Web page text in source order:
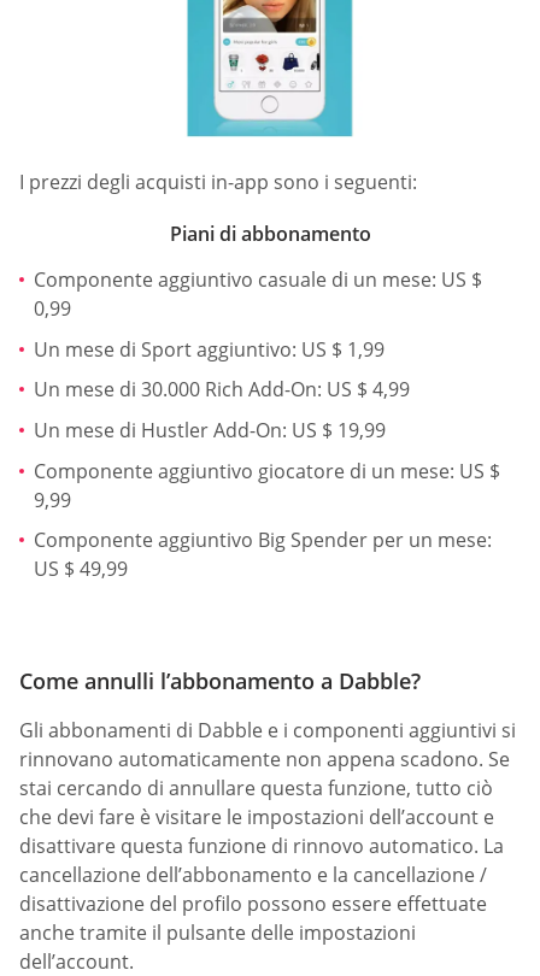
I prezzi degli acquisti in-app sono i seguenti:
Piani di abbonamento
Componente aggiuntivo casuale di un mese: US $
0,99
Un mese di Sport aggiuntivo: US $ 1,99
Un mese di 30.000 Rich Add-On: US $ 4,99
Un mese di Hustler Add-On: US $ 19,99
Componente aggiuntivo giocatore di un mese: US $
9,99
Componente aggiuntivo Big Spender per un mese:
US $ 49,99
Come annulli l’abbonamento a Dabble?
Gli abbonamenti di Dabble e i componenti aggiuntivi si
rinnovano automaticamente non appena scadono. Se
stai cercando di annullare questa funzione, tutto ciò
che devi fare è visitare le impostazioni dell’account e
disattivare questa funzione di rinnovo automatico. La
cancellazione dell’abbonamento e la cancellazione /
disattivazione del profilo possono essere effettuate
anche tramite il pulsante delle impostazioni
dell’account.